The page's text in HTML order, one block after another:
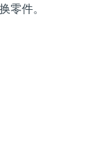
零件。